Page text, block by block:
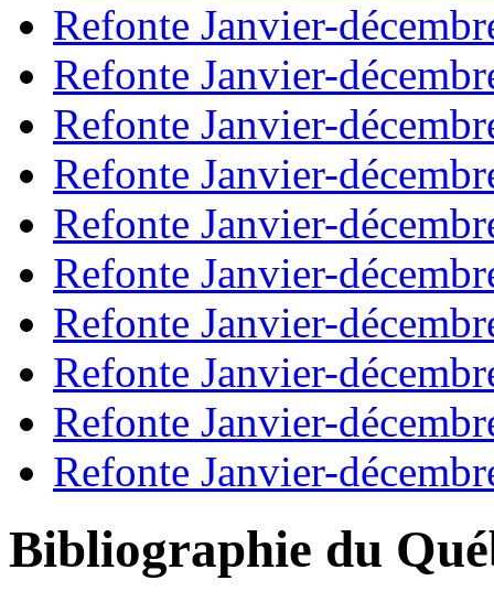
Refonte Janvier-
Refonte Janvier-
Refonte Janvier-
Refonte Janvier-
Refonte Janvier-
Refonte Janvier-
Refonte Janvier-
Refonte Janvier-
Refonte Janvier-
Refonte Janvier-
Bibliographie du